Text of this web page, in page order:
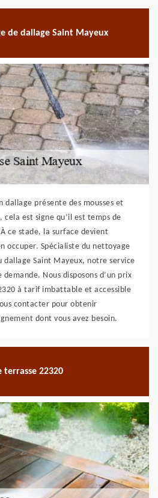
de dallage Saint Mayeux
dallage présente des mousses et
cela est signe qu’il est temps de
ce stade, la surface devient
occuper. Spécialiste du nettoyage
Saint Mayeux, notre service
Nous disposons d’un prix
à tarif imbattable et accessible
contacter pour obtenir
dont vous avez besoin.
terrasse 22320